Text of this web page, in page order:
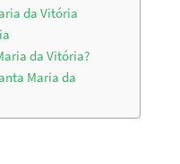
da Vitória
da Vitória?
Maria da